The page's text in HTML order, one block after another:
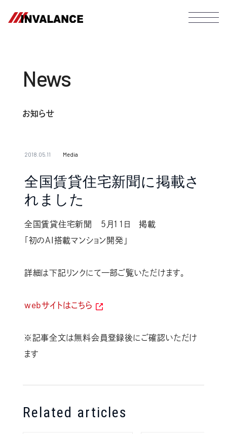
News
お知らせ
2018.05.11 Media
全国賃貸住宅新聞に掲載さ
れました
全国賃貸住宅新聞 5月11日 掲載
「初のAI搭載マンション開発」
詳細は下記リンクにて一部ご覧いただけます。
webサイトはこちら
※記事全文は無料会員登録後にご確認いただけ
ます
Related articles